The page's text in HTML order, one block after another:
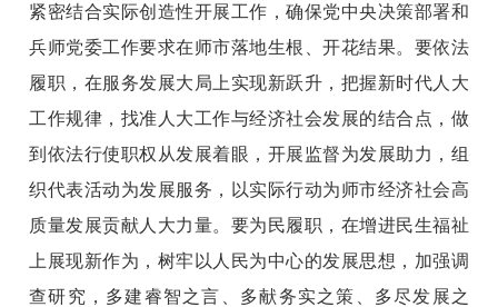
紧密结合实际创造性开展工作，确保党中央决策部署和
兵师党委工作要求在师市落地生根、开花结果。要依法
履职，在服务发展大局上实现新跃升，把握新时代人大
工作规律，找准人大工作与经济社会发展的结合点，做
到依法行使职权从发展着眼，开展监督为发展助力，组
织代表活动为发展服务，以实际行动为师市经济社会高
质量发展贡献人大力量。要为民履职，在增进民生福祉
上展现新作为，树牢以人民为中心的发展思想，加强调
查研究，多建睿智之言、多献务实之策、多尽发展之